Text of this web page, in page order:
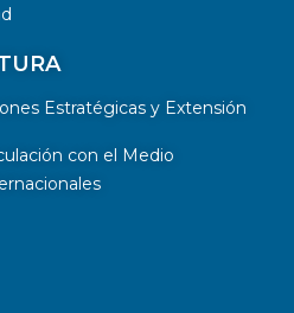
Estratégicas y Extensión
con el Medio